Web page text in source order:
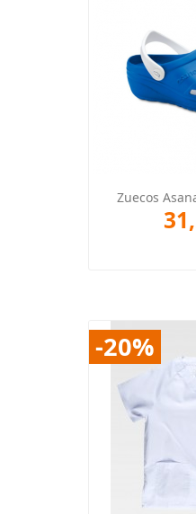
Zuecos
-20%